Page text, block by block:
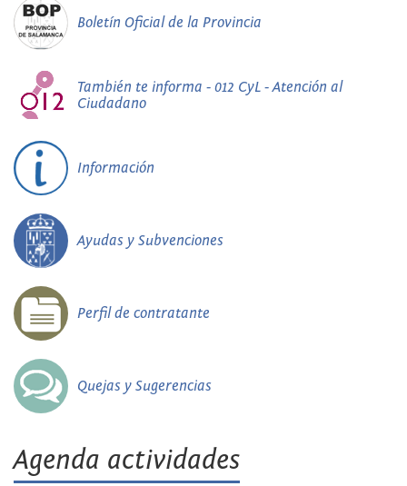
Boletín Oficial de la Provincia
También te informa - 012 CyL - Atención al
Ciudadano
Información
Ayudas y Subvenciones
Perfil de contratante
Quejas y Sugerencias
Agenda actividades